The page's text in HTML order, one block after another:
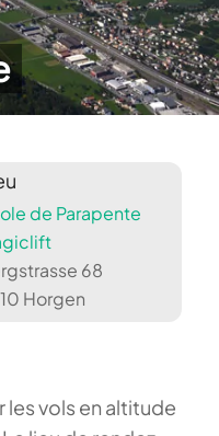
de Parapente
68
Horgen
vols en altitude